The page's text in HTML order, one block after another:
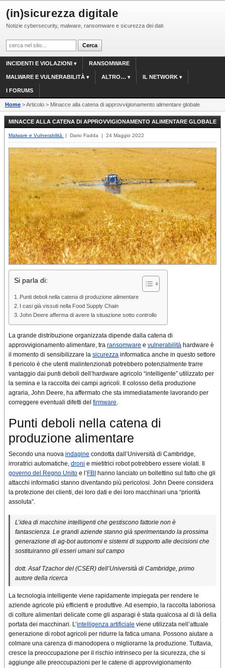
(in)sicurezza digitale
Notizie cybersecurity, malware, ransomware e sicurezza dei dati
INCIDENTI E VIOLAZIONI RANSOMWARE
MALWARE E VULNERABILITÀ ALTRO… IL NETWORK
I FORUMS
Home > Articolo > Minacce alla catena di approvvigionamento alimentare globale
MINACCE ALLA CATENA DI APPROVVIGIONAMENTO ALIMENTARE GLOBALE
Malware e Vulnerabilità | Dario Fadda | 24 Maggio 2022
Si parla di:
Punti deboli nella catena di produzione alimentare
I casi già vissuti nella Food Supply Chain
John Deere afferma di avere la situazione sotto controllo
La grande distribuzione organizzata dipende dalla catena di
approvvigionamento alimentare, tra ransomware e vulnerabilità hardware è
il momento di sensibilizzare la sicurezza informatica anche in questo settore
Il pericolo è che utenti malintenzionati potrebbero potenzialmente trarre
vantaggio dai punti deboli dell’hardware agricolo “intelligente” utilizzato per
la semina e la raccolta dei campi agricoli. Il colosso della produzione
agraria, John Deere, ha affermato che sta immediatamente lavorando per
correggere eventuali difetti del firmware.
Punti deboli nella catena di
produzione alimentare
Secondo una nuova indagine condotta dall’Università di Cambridge,
irroratrici automatiche, droni e mietitrici robot potrebbero essere violati. Il
governo del Regno Unito e l’ FBI hanno lanciato un bollettino sul fatto che gli
attacchi informatici stanno diventando più pericolosi. John Deere considera
la protezione dei clienti, dei loro dati e dei loro macchinari una “priorità
assoluta”.
L’idea di macchine intelligenti che gestiscono fattorie non è
fantascienza. Le grandi aziende stanno già sperimentando la prossima
generazione di ag-bot autonomi e sistemi di supporto alle decisioni che
sostituiranno gli esseri umani sul campo
dott. Asaf Tzachor del (CSER) dell’Università di Cambridge, primo
autore della ricerca
La tecnologia intelligente viene rapidamente impiegata per rendere le
aziende agricole più efficienti e produttive. Ad esempio, la raccolta laboriosa
di colture alimentari delicate come gli asparagi è stata qualcosa al di là della
portata dei macchinari. L’intelligenza artificiale viene utilizzata nell’attuale
generazione di robot agricoli per ridurre la fatica umana. Possono aiutare a
colmare una carenza di manodopera o migliorarne la produzione. Tuttavia,
cresce la preoccupazione per il rischio intrinseco per la sicurezza, che si
aggiunge alle preoccupazioni per le catene di approvvigionamento